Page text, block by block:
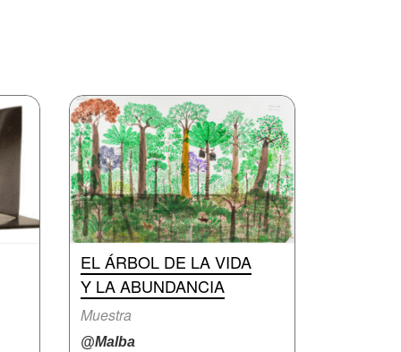
EL ÁRBOL DE LA VIDA
Y LA ABUNDANCIA
Muestra
@Malba